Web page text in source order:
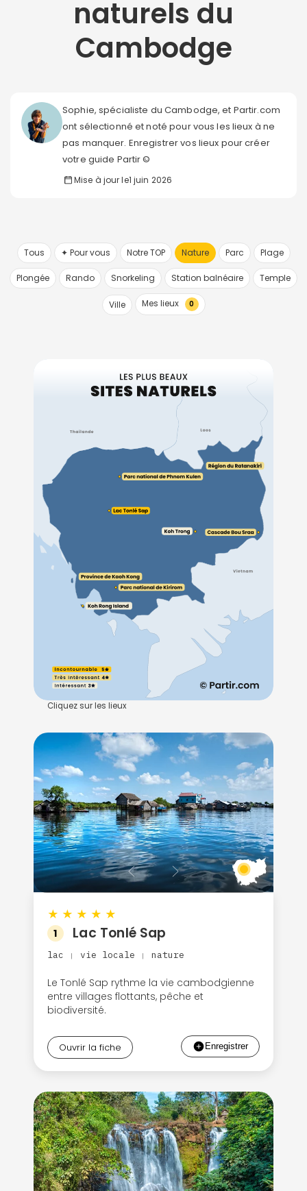
naturels du
Cambodge
Sophie, spécialiste du Cambodge, et Partir.com
ont sélectionné et noté pour vous les lieux à ne
pas manquer. Enregistrer vos lieux pour créer
votre guide Partir ©
Mise à jour le1 juin 2026
Tous ✦ Pour vous Notre TOP Nature Parc Plage
Plongée Rando Snorkeling Station balnéaire Temple
Ville Mes lieux 0
Cliquez sur les lieux
★ ★ ★ ★ ★
1 Lac Tonlé Sap
lac | vie locale | nature
Le Tonlé Sap rythme la vie cambodgienne
entre villages flottants, pêche et
biodiversité.
Ouvrir la fiche